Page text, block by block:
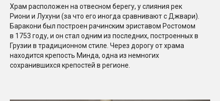
Храм расположен на отвесном берегу, у слияния рек
Риони и Лухуни (за что его иногда сравнивают с Джвари).
Баракони был построен рачинским эриставом Ростомом
в 1753 году, и он стал одним из последних, построенных в
Грузии в традиционном стиле. Через дорогу от храма
находится крепость Минда, одна из немногих
сохранившихся крепостей в регионе.